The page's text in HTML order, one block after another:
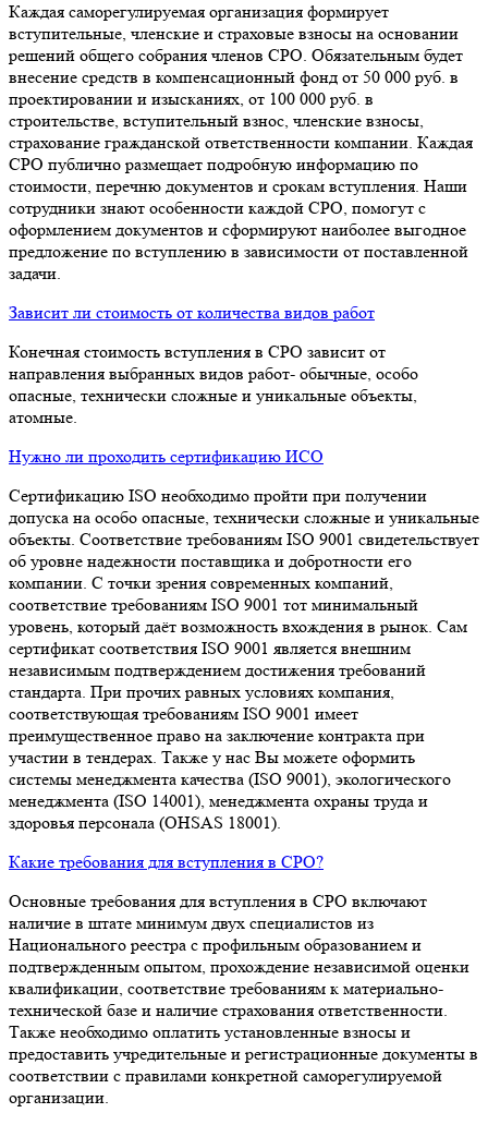
Каждая саморегулируемая организация формирует
вступительные, членские и страховые взносы на основании
решений общего собрания членов СРО. Обязательным будет
внесение средств в компенсационный фонд от 50 000 руб. в
проектировании и изысканиях, от 100 000 руб. в
строительстве, вступительный взнос, членские взносы,
страхование гражданской ответственности компании. Каждая
СРО публично размещает подробную информацию по
стоимости, перечню документов и срокам вступления. Наши
сотрудники знают особенности каждой СРО, помогут с
оформлением документов и сформируют наиболее выгодное
предложение по вступлению в зависимости от поставленной
задачи.
Зависит ли стоимость от количества видов работ
Конечная стоимость вступления в СРО зависит от
направления выбранных видов работ- обычные, особо
опасные, технически сложные и уникальные объекты,
атомные.
Нужно ли проходить сертификацию ИСО
Сертификацию ISO необходимо пройти при получении
допуска на особо опасные, технически сложные и уникальные
объекты. Соответствие требованиям ISO 9001 свидетельствует
об уровне надежности поставщика и добротности его
компании. С точки зрения современных компаний,
соответствие требованиям ISO 9001 тот минимальный
уровень, который даёт возможность вхождения в рынок. Сам
сертификат соответствия ISO 9001 является внешним
независимым подтверждением достижения требований
стандарта. При прочих равных условиях компания,
соответствующая требованиям ISO 9001 имеет
преимущественное право на заключение контракта при
участии в тендерах. Также у нас Вы можете оформить
системы менеджмента качества (ISO 9001), экологического
менеджмента (ISO 14001), менеджмента охраны труда и
здоровья персонала (OHSAS 18001).
Какие требования для вступления в СРО?
Основные требования для вступления в СРО включают
наличие в штате минимум двух специалистов из
Национального реестра с профильным образованием и
подтвержденным опытом, прохождение независимой оценки
квалификации, соответствие требованиям к материально-
технической базе и наличие страхования ответственности.
Также необходимо оплатить установленные взносы и
предоставить учредительные и регистрационные документы в
соответствии с правилами конкретной саморегулируемой
организации.